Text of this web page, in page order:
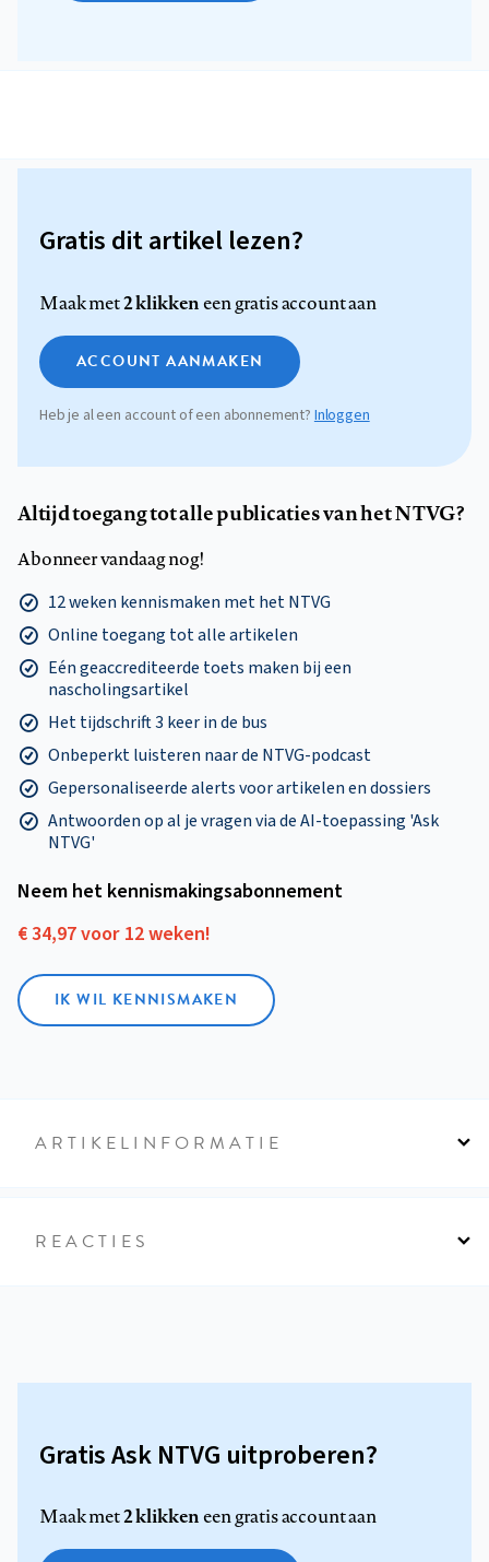
Gratis dit artikel lezen?
Maak met2 klikkeneen gratis account aan
ACCOUNT AANMAKEN
Heb je al een account of een abonnement? Inloggen
Altijd toegang tot alle publicaties van het NTVG?
Abonneer vandaag nog!
12 weken kennismaken met het NTVG
Online toegang tot alle artikelen
Eén geaccrediteerde toets maken bij een
nascholingsartikel
Het tijdschrift 3 keer in de bus
Onbeperkt luisteren naar de NTVG-podcast
Gepersonaliseerde alerts voor artikelen en dossiers
Antwoorden op al je vragen via de AI-toepassing 'Ask
NTVG'
Neem het kennismakings­abonnement
€ 34,97 voor 12 weken!
IK WIL KENNISMAKEN
ARTIKELINFORMATIE
REACTIES
Gratis Ask NTVG uitproberen?
Maak met2 klikkeneen gratis account aan